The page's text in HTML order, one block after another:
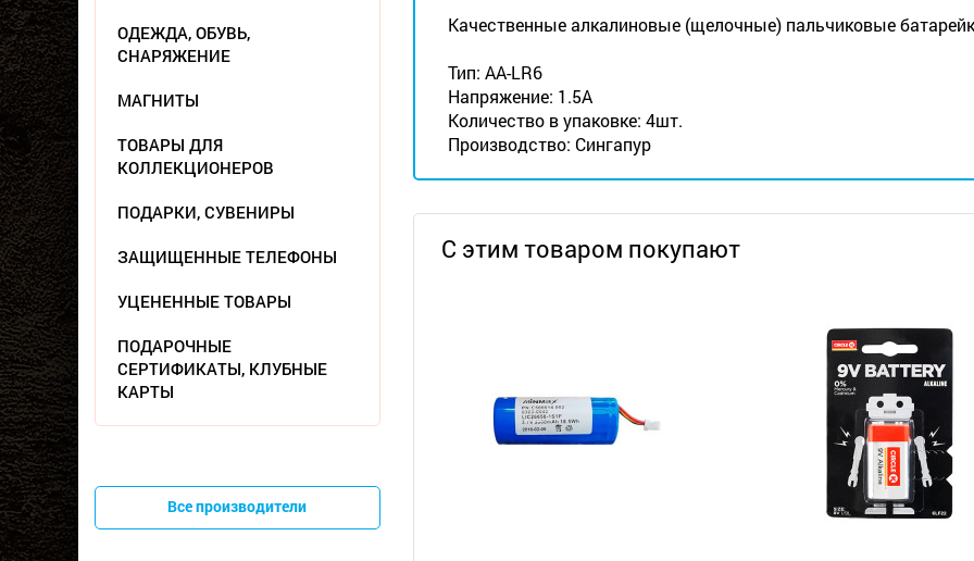
ОДЕЖДА, ОБУВЬ,
СНАРЯЖЕНИЕ
МАГНИТЫ
ТОВАРЫ ДЛЯ
КОЛЛЕКЦИОНЕРОВ
ПОДАРКИ, СУВЕНИРЫ
ЗАЩИЩЕННЫЕ ТЕЛЕФОНЫ
УЦЕНЕННЫЕ ТОВАРЫ
ПОДАРОЧНЫЕ
СЕРТИФИКАТЫ, КЛУБНЫЕ
КАРТЫ
Все производители
Качественные алкалиновые (щелочные) пальчиковые
Тип: AA-LR6
Напряжение: 1.5А
Количество в упаковке: 4шт.
Производство: Сингапур
С этим товаром покупают